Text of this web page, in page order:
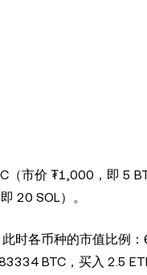
（市价 ₮1,000，即 5
20 SOL）。
时各币种的市值比例：
BTC，买入 2.5